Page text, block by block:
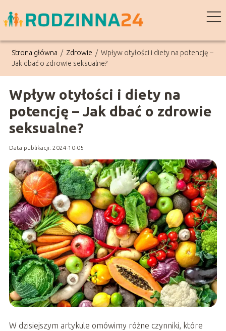
Strona główna / Zdrowie / Wpływ otyłości i diety na potencję –
Jak dbać o zdrowie seksualne?
Wpływ otyłości i diety na
potencję – Jak dbać o zdrowie
seksualne?
Data publikacji: 2024-10-05
W dzisiejszym artykule omówimy różne czynniki, które